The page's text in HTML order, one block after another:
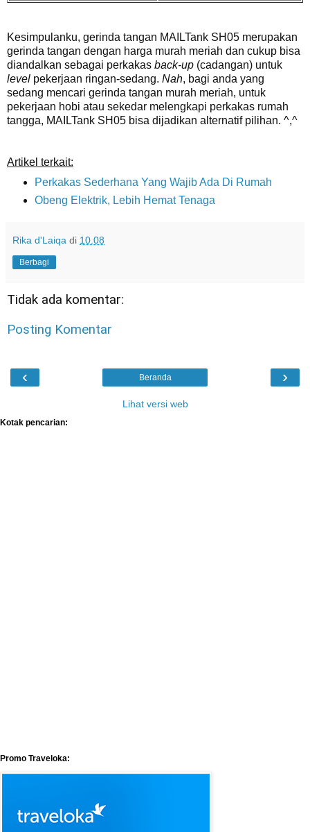
Kesimpulanku, gerinda tangan MAILTank SH05 merupakan
gerinda tangan dengan harga murah meriah dan cukup bisa
diandalkan sebagai perkakas back-up (cadangan) untuk
level pekerjaan ringan-sedang. Nah, bagi anda yang
sedang mencari gerinda tangan murah meriah, untuk
pekerjaan hobi atau sekedar melengkapi perkakas rumah
tangga, MAILTank SH05 bisa dijadikan alternatif pilihan. ^,^
Artikel terkait:
Perkakas Sederhana Yang Wajib Ada Di Rumah
Obeng Elektrik, Lebih Hemat Tenaga
Rika d'Laiqa di 10.08
Berbagi
Tidak ada komentar:
Posting Komentar
‹ ›
Beranda
Lihat versi web
Kotak pencarian:
Promo Traveloka: